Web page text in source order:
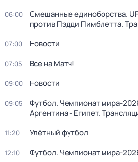
06:00
Смешанные единоборства.
против Пэдди Пимблетта.
07:00 Новости
07:05 Все на Матч!
09:00 Новости
09:05
Футбол. Чемпионат мира-
Аргентина - Египет.
11:20 Улётный футбол
12:10 Футбол. Чемпионат мира-